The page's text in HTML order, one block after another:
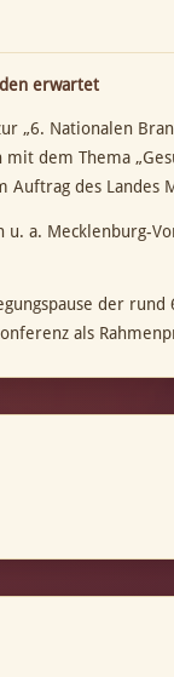
erwartet
„6. Nationalen
mit dem Thema
des Landes
a. Mecklenburg-
der
als